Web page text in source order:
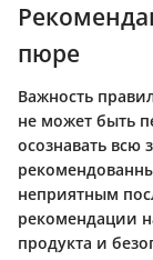
пюре
Важность
не может быть
осознавать всю
неприятным
рекомендации
продукта и